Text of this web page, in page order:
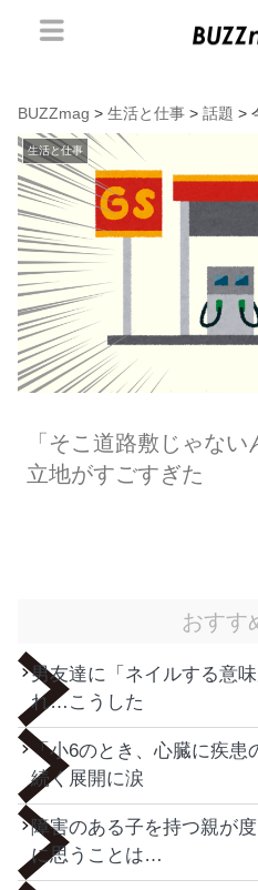
BUZZmag > 生活と仕事 > 話題 >
生活と仕事
「そこ道路敷じゃな
立地がすごすぎた
おすす
男友達に「ネイルする意
れ…こうした
「小6のとき、心臓に疾患
続く展開に涙
障害のある子を持つ親が
に思うことは…